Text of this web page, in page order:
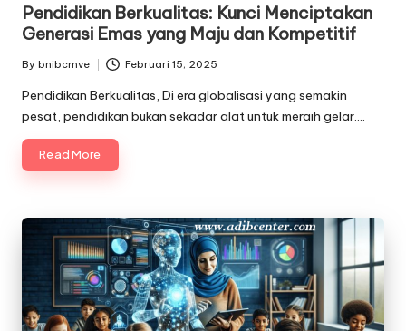
Pendidikan Berkualitas: Kunci Menciptakan
Generasi Emas yang Maju dan Kompetitif
Posted
by
By bnibcmve Februari 15, 2025
Pendidikan Berkualitas, Di era globalisasi yang semakin
pesat, pendidikan bukan sekadar alat untuk meraih gelar.…
Read More